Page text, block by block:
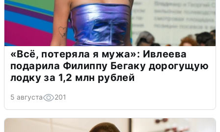
«Всё, потеряла я мужа»: Ивлеева
подарила Филиппу Бегаку дорогущую
лодку за 1,2 млн рублей
5 августа 201